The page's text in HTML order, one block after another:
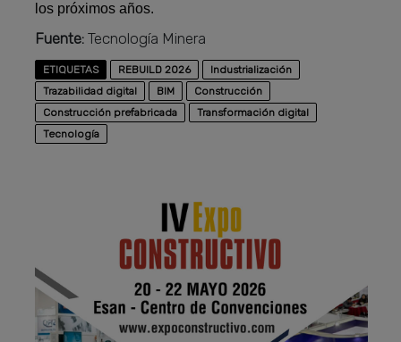
los próximos años.
Fuente: Tecnología Minera
ETIQUETAS REBUILD 2026
Industrialización
Trazabilidad digital
BIM
Construcción
Construcción prefabricada
Transformación digital
Tecnología